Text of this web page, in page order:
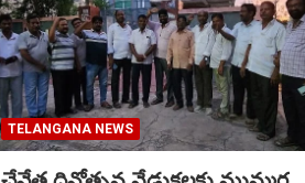
TELANGANA NEWS